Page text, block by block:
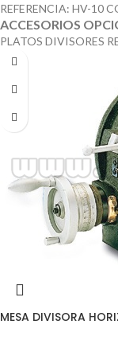
REFERENCIA: HV-10
ACCESORIOS
PLATOS DIVISORES
MESA DIVISORA